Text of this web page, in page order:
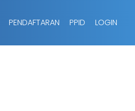
PENDAFTARAN PPID LOGIN